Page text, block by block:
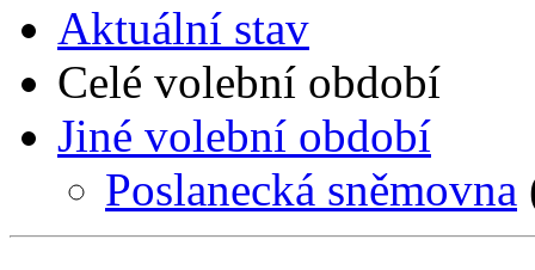
Aktuální stav
Celé volební období
Jiné volební období
Poslanecká sněmovna